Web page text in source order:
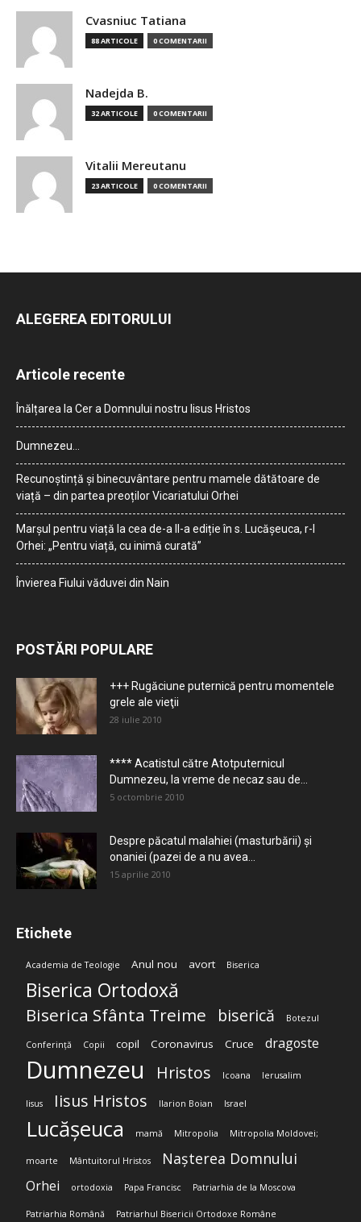
Cvasniuc Tatiana
88 ARTICOLE 0 COMENTARII
Nadejda B.
32 ARTICOLE 0 COMENTARII
Vitalii Mereutanu
23 ARTICOLE 0 COMENTARII
ALEGEREA EDITORULUI
Articole recente
Înălțarea la Cer a Domnului nostru Iisus Hristos
Dumnezeu…
Recunoștință și binecuvântare pentru mamele dătătoare de
viață – din partea preoților Vicariatului Orhei
Marșul pentru viață la cea de-a II-a ediție în s. Lucășeuca, r-l
Orhei: „Pentru viață, cu inimă curată”
Învierea Fiului văduvei din Nain
POSTĂRI POPULARE
+++ Rugăciune puternică pentru momentele
grele ale vieţii
28 iulie 2010
**** Acatistul către Atotputernicul
Dumnezeu, la vreme de necaz sau de...
5 octombrie 2010
Despre păcatul malahiei (masturbării) şi
onaniei (pazei de a nu avea...
15 aprilie 2010
Etichete
Academia de Teologie Anul nou avort Biserica
Biserica Ortodoxă
Biserica Sfânta Treime biserică Botezul
Conferință Copii copil Coronavirus Cruce dragoste
Dumnezeu Hristos Icoana Ierusalim
Iisus Iisus Hristos Ilarion Boian Israel
Lucășeuca mamă Mitropolia Mitropolia Moldovei;
moarte Mântuitorul Hristos Nașterea Domnului
Orhei ortodoxia Papa Francisc Patriarhia de la Moscova
Patriarhia Română Patriarhul Bisericii Ortodoxe Române